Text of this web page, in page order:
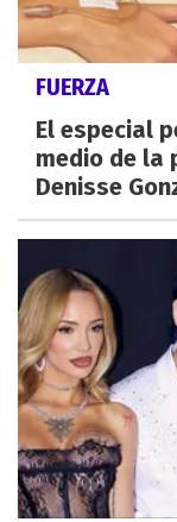
FUERZA
El especial
medio de la
Denisse